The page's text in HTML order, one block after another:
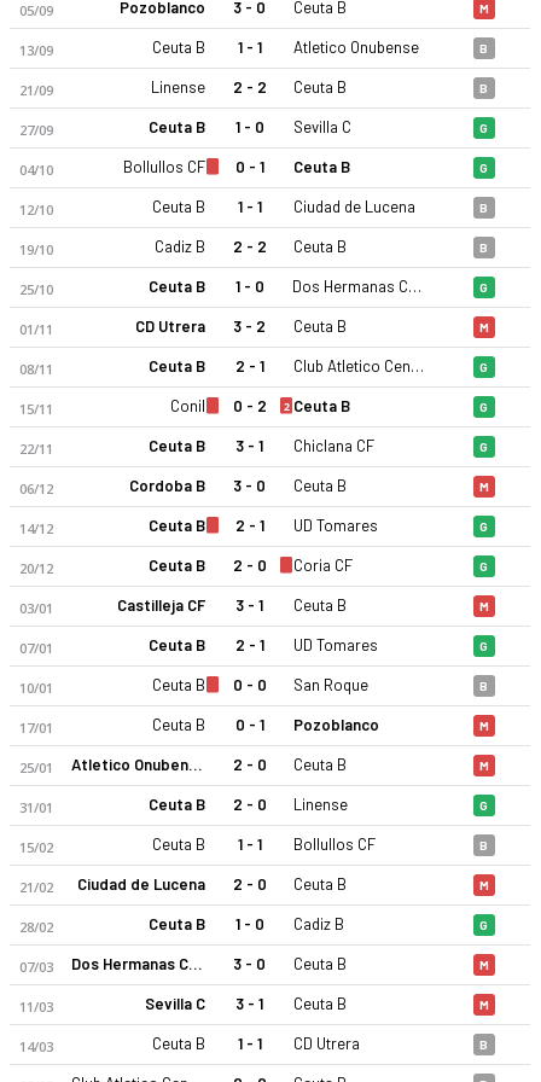
Ceuta B 25-26 sezonu | Tercera RFEF Grup 10'de 4.
05/09 Pozoblanco 3 - 0 Ceuta B M
13/09 Ceuta B 1 - 1 Atletico Onubense B
21/09 Linense 2 - 2 Ceuta B B
27/09 Ceuta B 1 - 0 Sevilla C G
04/10 Bollullos CF 0 - 1 Ceuta B G
12/10 Ceuta B 1 - 1 Ciudad de Lucena B
19/10 Cadiz B 2 - 2 Ceuta B B
25/10 Ceuta B 1 - 0 Dos Hermanas CF 1971 G
01/11 CD Utrera 3 - 2 Ceuta B M
08/11 Ceuta B 2 - 1 Club Atletico Central G
15/11 Conil 0 - 2 2 Ceuta B G
22/11 Ceuta B 3 - 1 Chiclana CF G
06/12 Cordoba B 3 - 0 Ceuta B M
14/12 Ceuta B 2 - 1 UD Tomares G
20/12 Ceuta B 2 - 0 Coria CF G
03/01 Castilleja CF 3 - 1 Ceuta B M
07/01 Ceuta B 2 - 1 UD Tomares G
10/01 Ceuta B 0 - 0 San Roque B
17/01 Ceuta B 0 - 1 Pozoblanco M
25/01 Atletico Onubense 2 - 0 Ceuta B M
31/01 Ceuta B 2 - 0 Linense G
15/02 Ceuta B 1 - 1 Bollullos CF B
21/02 Ciudad de Lucena 2 - 0 Ceuta B M
28/02 Ceuta B 1 - 0 Cadiz B G
07/03 Dos Hermanas CF 1971 3 - 0 Ceuta B M
11/03 Sevilla C 3 - 1 Ceuta B M
14/03 Ceuta B 1 - 1 CD Utrera B